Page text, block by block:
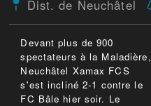
Dist. de Neuchâtel
Devant plus de 900
spectateurs à la Maladière,
Neuchâtel Xamax FCS
s'est incliné 2-1 contre le
FC Bâle hier soir. Le